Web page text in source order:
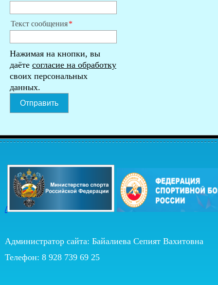
Текст сообщения
Нажимая на кнопки, вы
даёте согласие на обработку
своих персональных
данных.
Отправить
/
Администратор сайта: Байалиева Сепият Вахитовна
Телефон: 8 928 739 69 25